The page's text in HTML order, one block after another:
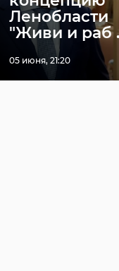
Ленобласти
"Живи и раб
05 июня, 21:20